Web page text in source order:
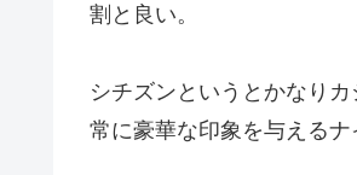
割と良い。
シチズンというとかなり
常に豪華な印象を与えるナ